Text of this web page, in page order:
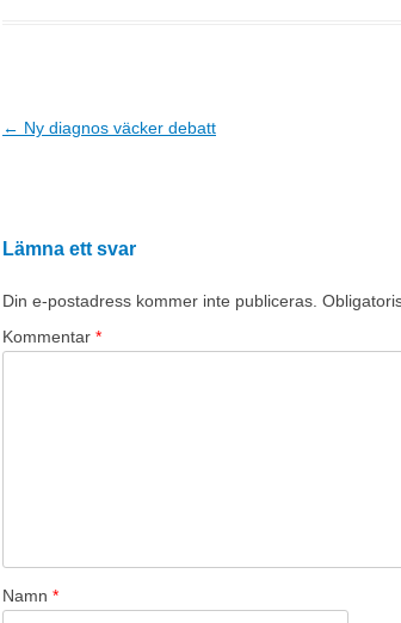
Inläggsnavigering
← Ny diagnos väcker debatt
Lämna ett svar
Din e-postadress kommer inte publiceras.
Kommentar *
Namn *